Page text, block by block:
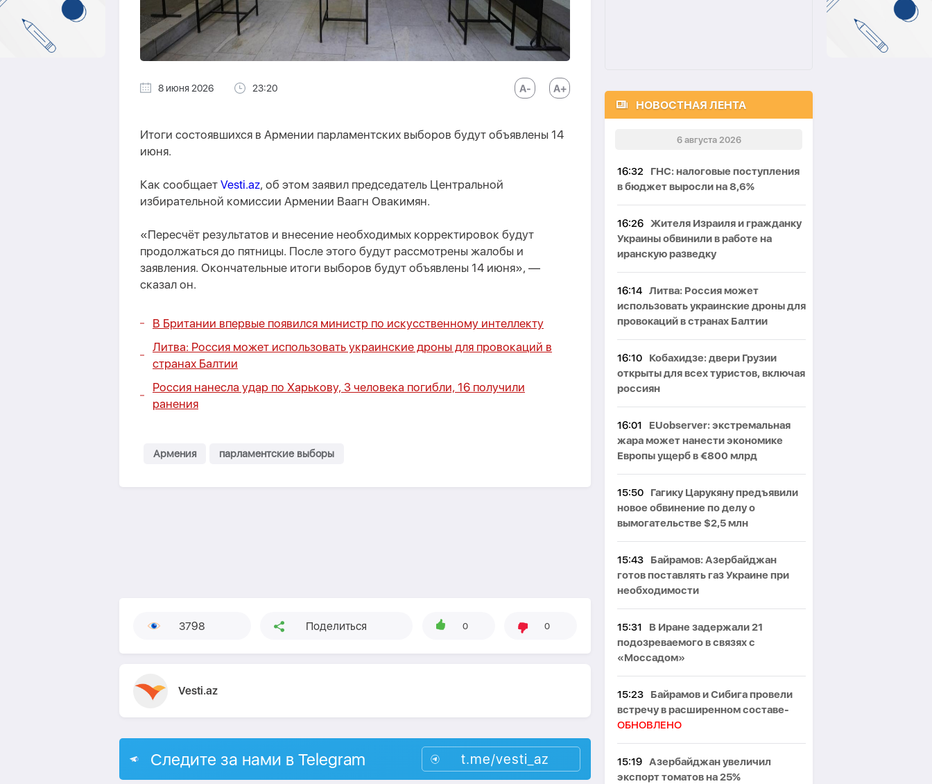
8 июня 2026 23:20
Итоги состоявшихся в Армении парламентских выборов будут объявлены 14
июня.
Как сообщает Vesti.az, об этом заявил председатель Центральной
избирательной комиссии Армении Ваагн Овакимян.
«Пересчёт результатов и внесение необходимых корректировок будут
продолжаться до пятницы. После этого будут рассмотрены жалобы и
заявления. Окончательные итоги выборов будут объявлены 14 июня», —
сказал он.
В Британии впервые появился министр по искусственному интеллекту
Литва: Россия может использовать украинские дроны для провокаций в
странах Балтии
Россия нанесла удар по Харькову, 3 человека погибли, 16 получили
ранения
Армения парламентские выборы
3798 Поделиться 0 0
Vesti.az
Следите за нами в Telegram t.me/vesti_az
НОВОСТНАЯ ЛЕНТА
6 августа 2026
16:32
ГНС: налоговые поступления
в бюджет выросли на 8,6%
16:26 Жителя Израиля и гражданку
Украины обвинили в работе на
иранскую разведку
16:14 Литва: Россия может
использовать украинские дроны для
провокаций в странах Балтии
16:10
Кобахидзе: двери Грузии
открыты для всех туристов, включая
россиян
16:01
EUobserver: экстремальная
жара может нанести экономике
Европы ущерб в €800 млрд
15:50
Гагику Царукяну предъявили
новое обвинение по делу о
вымогательстве $2,5 млн
15:43
Байрамов: Азербайджан
готов поставлять газ Украине при
необходимости
15:31
В Иране задержали 21
подозреваемого в связях с
«Моссадом»
15:23
Байрамов и Сибига провели
встречу в расширенном составе-
ОБНОВЛЕНО
15:19 Азербайджан увеличил
экспорт томатов на 25%